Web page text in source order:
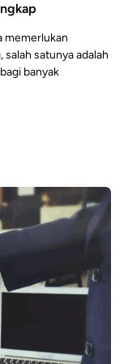
memerlukan
satunya adalah
banyak